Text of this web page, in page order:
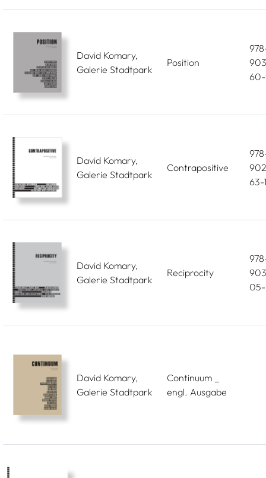
David Komary,
Galerie Stadtpark
Position
David Komary,
Galerie Stadtpark
Contrapositive
63-1
David Komary,
Galerie Stadtpark
Reciprocity
David Komary,
Galerie Stadtpark
Continuum _
engl. Ausgabe